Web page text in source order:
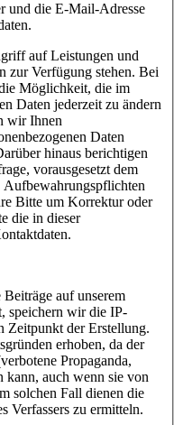
und die E-Mail-Adresse
auf Leistungen und
zur Verfügung stehen. Bei
Möglichkeit, die im
Daten jederzeit zu ändern
wir Ihnen
Daten
hinaus berichtigen
vorausgesetzt dem
Aufbewahrungspflichten
Bitte um Korrektur oder
die in dieser
auf unserem
speichern wir die IP-
Zeitpunkt der Erstellung.
erhoben, da der
Propaganda,
kann, auch wenn sie von
solchen Fall dienen die
Verfassers zu ermitteln.